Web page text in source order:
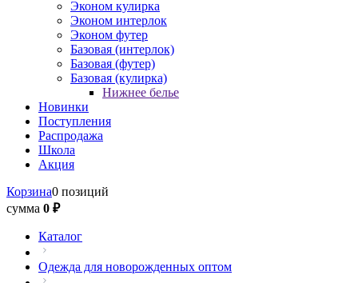
Эконом кулирка
Эконом интерлок
Эконом футер
Базовая (интерлок)
Базовая (футер)
Базовая (кулирка)
Нижнее белье
Новинки
Поступления
Распродажа
Школа
Акция
Корзина0 позиций
сумма 0 ₽
Каталог
Одежда для новорожденных оптом